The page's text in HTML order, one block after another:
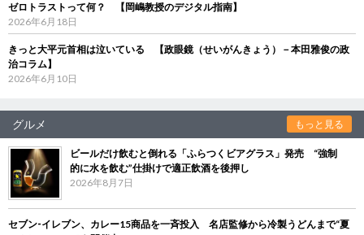
ゼロトラストって何？ 【岡嶋教授のデジタル指南】
2026年6月18日
きっと大平元首相は泣いている 【政眼鏡（せいがんきょう）－本田雅俊の政
治コラム】
2026年6月10日
グルメ もっと見る
ビールだけ飲むと倒れる「ふらつくビアグラス」発売 “強制
的に水を飲む”仕掛けで適正飲酒を後押し
2026年8月7日
セブン‐イレブン、カレー15商品を一斉投入 名店監修から冷製うどんまで“夏